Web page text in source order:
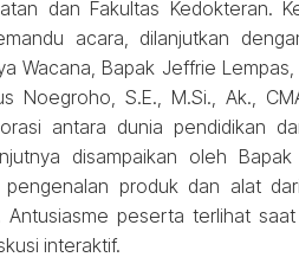
dan Fakultas Kedokteran.
acara, dilanjutkan
Wacana, Bapak Jeffrie
Noegroho, S.E., M.Si., Ak.,
antara dunia pendidikan
disampaikan oleh
produk dan alat
Antusiasme peserta terlihat
interaktif.